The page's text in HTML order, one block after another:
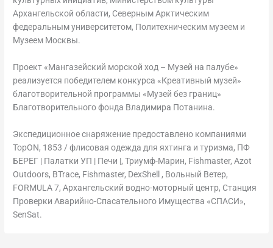
Архангельской области, Северным Арктическим
федеральным университетом, Политехническим музеем и
Музеем Москвы.
Проект «Мангазейский морской ход – Музей на палубе»
реализуется победителем конкурса «Креативный музей»
благотворительной программы «Музей без границ»
Благотворительного фонда Владимира Потанина.
Экспедиционное снаряжение предоставлено компаниями
TopON, 1853 / флисовая одежда для яхтинга и туризма, ПФ
БЕРЕГ | Палатки УП | Печи |, Триумф-Марин, Fishmaster, Azot
Outdoors, BTrace, Fishmaster, DexShell , Вольный Ветер,
FORMULA 7, Архангельский водно-моторный центр, Станция
Проверки Аварийно-Спасательного Имущества «СПАСИ»,
SenSat.